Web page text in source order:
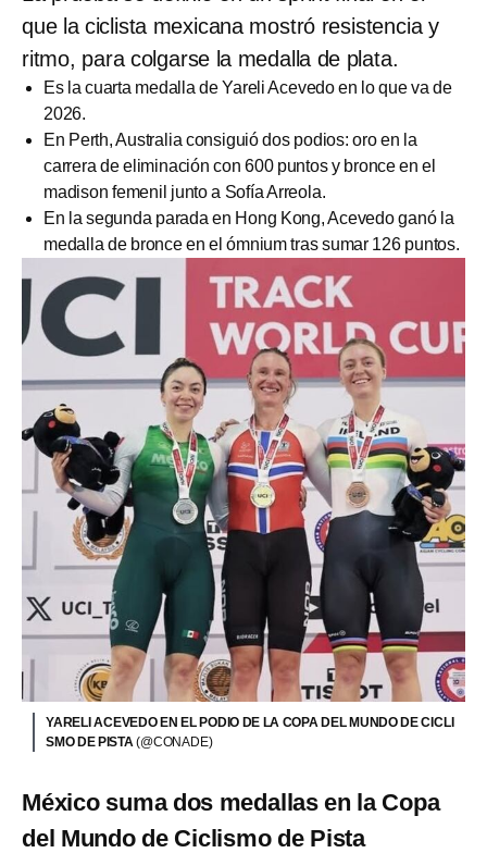
que la ciclista mexicana mostró resistencia y
ritmo, para colgarse la medalla de plata.
Es la cuarta medalla de Yareli Acevedo en lo que va de
2026.
En Perth, Australia consiguió dos podios: oro en la
carrera de eliminación con 600 puntos y bronce en el
madison femenil junto a Sofía Arreola.
En la segunda parada en Hong Kong, Acevedo ganó la
medalla de bronce en el ómnium tras sumar 126 puntos.
YARELI ACEVEDO EN EL PODIO DE LA COPA DEL MUNDO DE CICLI
SMO DE PISTA(@CONADE)
México suma dos medallas en la Copa
del Mundo de Ciclismo de Pista